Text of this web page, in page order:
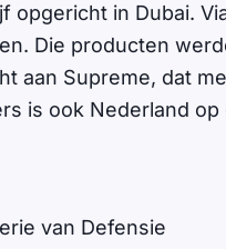
opgericht in Dubai.
Die producten
aan Supreme, dat
is ook Nederland
van Defensie